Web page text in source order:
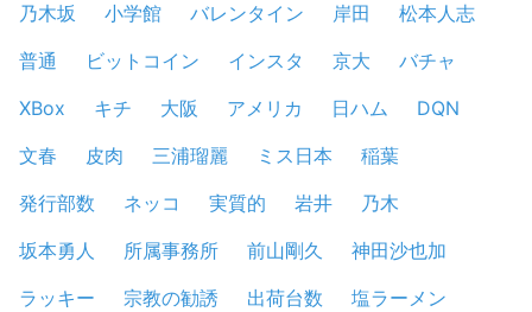
乃木坂 小学館 バレンタイン 岸田
松本人志
普通
ビットコイン インスタ 京大
バチャ
XBox
キチ 大阪 アメリカ 日ハム
DQN
文春
皮肉 三浦瑠麗 ミス日本
稲葉
発行部数
ネッコ 実質的 岩井
乃木
坂本勇人
所属事務所 前山剛久
神田沙也加
ラッキー
宗教の勧誘 出荷台数
塩ラーメン